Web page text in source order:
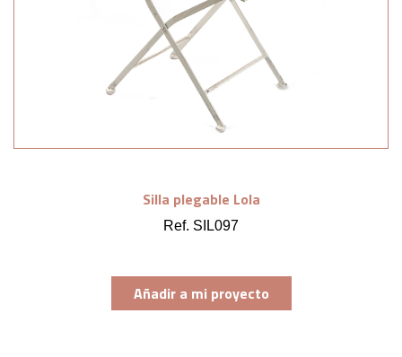
Silla plegable Lola
Ref. SIL097
Añadir a mi proyecto